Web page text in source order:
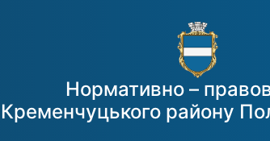
Нормативно –
району